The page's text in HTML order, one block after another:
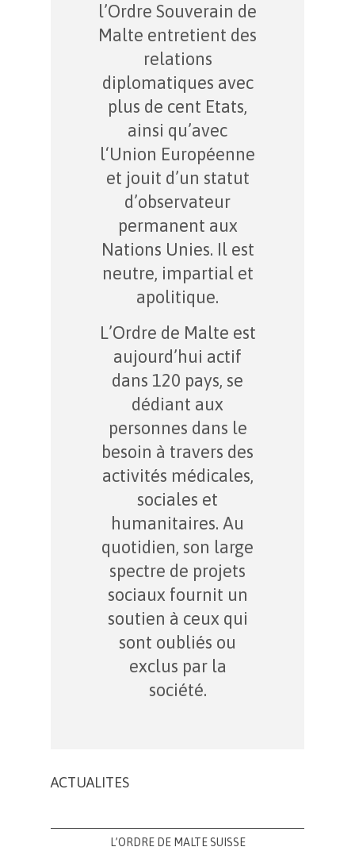
l’Ordre Souverain de
Malte entretient des
relations
diplomatiques avec
plus de cent Etats,
ainsi qu’avec
l‘Union Européenne
et jouit d’un statut
d’observateur
permanent aux
Nations Unies. Il est
neutre, impartial et
apolitique.
L’Ordre de Malte est
aujourd’hui actif
dans 120 pays, se
dédiant aux
personnes dans le
besoin à travers des
activités médicales,
sociales et
humanitaires. Au
quotidien, son large
spectre de projets
sociaux fournit un
soutien à ceux qui
sont oubliés ou
exclus par la
société.
ACTUALITES
L’ORDRE DE MALTE SUISSE